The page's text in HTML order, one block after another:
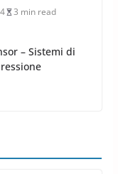
3 min read
– Sistemi di